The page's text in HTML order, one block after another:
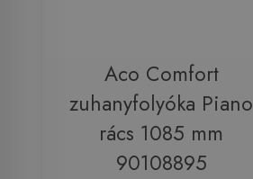
Aco Comfort
zuhanyfolyóka Piano
rács 1085 mm
90108895